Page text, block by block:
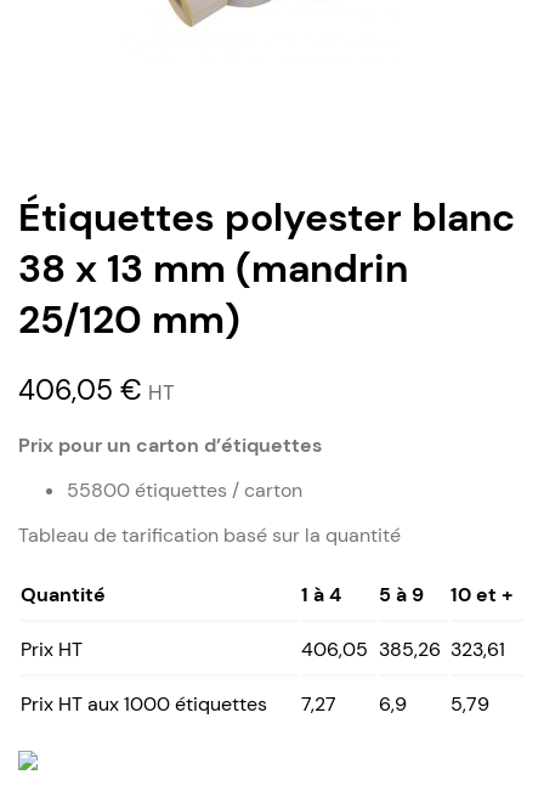
Étiquettes polyester blanc
38 x 13 mm (mandrin
25/120 mm)
406,05 € HT
Prix pour un carton d’étiquettes
55800 étiquettes / carton
Tableau de tarification basé sur la quantité
Quantité 1 à 4 5 à 9 10 et +
Prix HT 406,05 385,26 323,61
Prix HT aux 1000 étiquettes 7,27 6,9 5,79